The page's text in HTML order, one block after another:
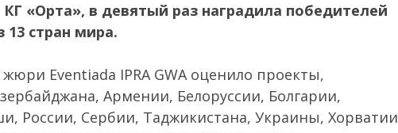
«Орта», в девятый раз наградила победителей
13 стран мира.
Eventiada IPRA GWA оценило проекты,
Армении, Белоруссии, Болгарии,
России, Сербии, Таджикистана, Украины, Хорватии